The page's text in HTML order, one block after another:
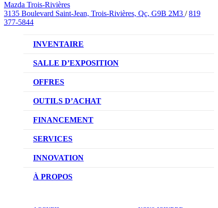
Mazda Trois-Rivières
3135 Boulevard Saint-Jean, Trois-Rivières, Qc, G9B 2M3 / 819
377-5844
INVENTAIRE
VÉHICULES NEUFS
VÉHICULES D’OCCASION
SALLE D’EXPOSITION
OFFRES
OFFRES DU CONCESSIONNAIRE
OUTILS D’ACHAT
CONFIGUREZ VOTRE VÉHICULE
RÉSERVEZ UN ESSAI ROUTIER
DEMANDEZ UN PRIX
FINANCEMENT
NOTRE DIFFÉRENCE
DEMANDE DE CRÉDIT AUTO
SERVICES
NOTRE PROMESSE
PRENDRE UN RENDEZ-VOUS
INNOVATION
TECHNOLOGIE SKYACTIV
À PROPOS